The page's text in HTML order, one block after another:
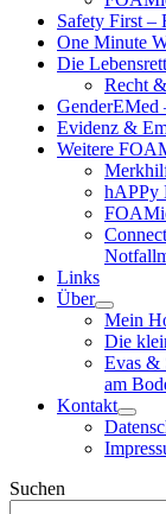
Safety First –
One Minute
Die
Recht
GenderEMed
Evidenz &
Weitere
hAPPy
Links
Über
open
child
menu
Mein
Die
Evas &
am
Kontakt
open
child
menu
Sidebar
Suchen